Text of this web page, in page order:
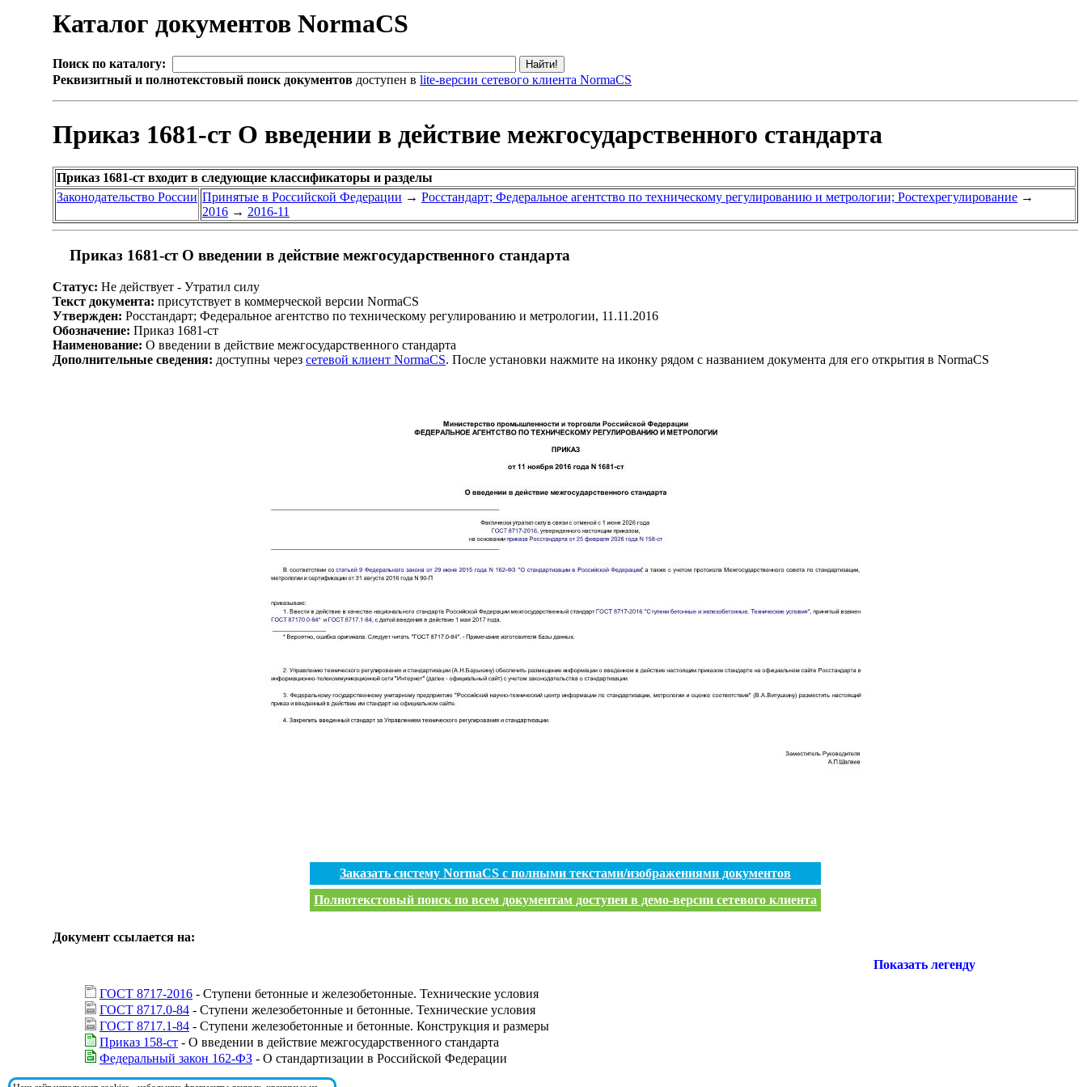
Каталог документов NormaCS
Поиск по каталогу:
Реквизитный и полнотекстовый поиск документов доступен в lite-версии сетевого клиента NormaCS
Приказ 1681-ст О введении в действие межгосударственного стандарта
Приказ 1681-ст входит в следующие классификаторы и разделы
Законодательство России Принятые в Российской Федерации → Росстандарт; Федеральное агентство по техническому регулированию и метрологии; Ростехрегулирование →
2016 → 2016-11
Приказ 1681-ст О введении в действие межгосударственного стандарта
Статус: Не действует - Утратил силу
Текст документа: присутствует в коммерческой версии NormaCS
Утвержден: Росстандарт; Федеральное агентство по техническому регулированию и метрологии, 11.11.2016
Обозначение: Приказ 1681-ст
Наименование: О введении в действие межгосударственного стандарта
Дополнительные сведения: доступны через сетевой клиент NormaCS. После установки нажмите на иконку рядом с названием документа для его открытия в NormaCS
Заказать систему NormaCS с полными текстами/изображениями документов
Полнотекстовый поиск по всем документам доступен в демо-версии сетевого клиента
Документ ссылается на:
Показать легенду
ГОСТ 8717-2016 - Ступени бетонные и железобетонные. Технические условия
ГОСТ 8717.0-84 - Ступени железобетонные и бетонные. Технические условия
ГОСТ 8717.1-84 - Ступени железобетонные и бетонные. Конструкция и размеры
Приказ 158-ст - О введении в действие межгосударственного стандарта
Федеральный закон 162-ФЗ - О стандартизации в Российской Федерации